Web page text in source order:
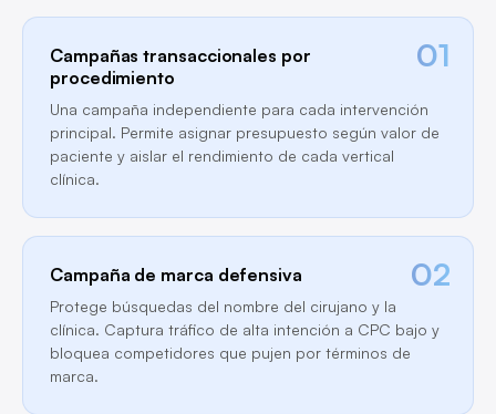
01
Campañas transaccionales por
procedimiento
Una campaña independiente para cada intervención
principal. Permite asignar presupuesto según valor de
paciente y aislar el rendimiento de cada vertical
clínica.
02
Campaña de marca defensiva
Protege búsquedas del nombre del cirujano y la
clínica. Captura tráfico de alta intención a CPC bajo y
bloquea competidores que pujen por términos de
marca.